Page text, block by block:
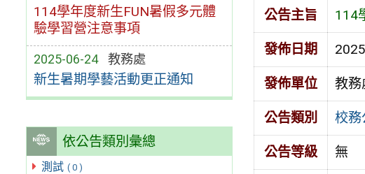
114學年度新生FUN暑假多元體
驗學習營注意事項
2025-06-24 教務處
新生暑期學藝活動更正通知
依公告類別彙總
測試 ( 0 )
公告主旨 114
發佈日期
發佈單位 教務
公告類別 校務
公告等級 無